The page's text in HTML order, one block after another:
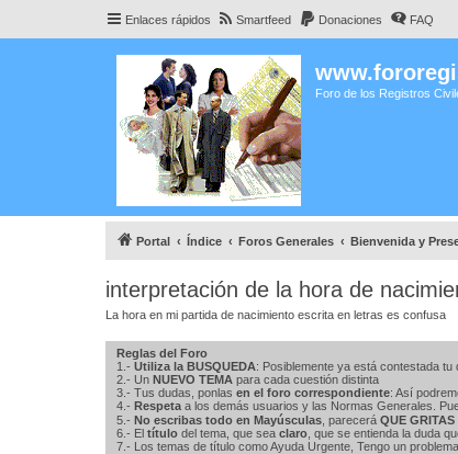
Enlaces rápidos Smartfeed Donaciones FAQ
Foro de los Registros
Portal Índice Foros Generales Bienvenida y
interpretación de la hora de
La hora en mi partida de nacimiento escrita en letras es confusa
Reglas del Foro
1.- Utiliza la BUSQUEDA: Posiblemente ya está contestada tu
2.- Un NUEVO TEMA para cada cuestión distinta
3.- Tus dudas, ponlas en el foro correspondiente: Así
4.- Respeta a los demás usuarios y las Normas Generales.
5.- No escribas todo en Mayúsculas , parecerá QUE GRITAS
6.- El título del tema, que sea claro , que se entienda la duda
7.- Los temas de título como Ayuda Urgente, Tengo un